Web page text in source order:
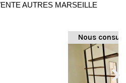
AUTRES MARSEILLE